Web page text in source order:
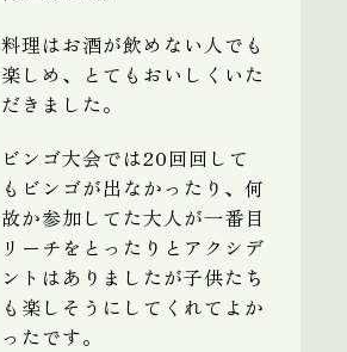
料理はお酒が飲めない人でも
楽しめ、とてもおいしくいた
だきました。
ビンゴ大会では20回回して
もビンゴが出なかったり、何
故か参加してた大人が一番目
リーチをとったりとアクシデ
ントはありましたが子供たち
も楽しそうにしてくれてよか
ったです。